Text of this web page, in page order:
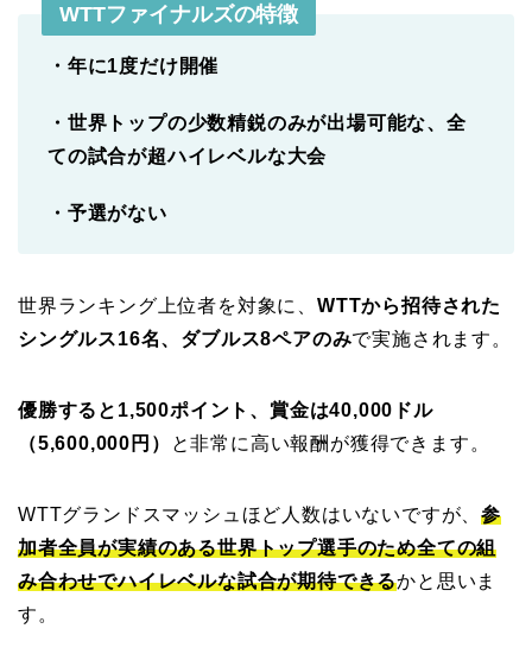
WTTファイナルズの特徴
・年に1度だけ開催
・世界トップの少数精鋭のみが出場可能な、全
ての試合が超ハイレベルな大会
・予選がない
世界ランキング上位者を対象に、 WTTから招待された
シングルス16名、ダブルス8ペアのみで実施されます。
優勝すると1,500ポイント、賞金は40,000ドル
（5,600,000円）
と非常に高い報酬が獲得できます。
WTTグランドスマッシュほど人数はいないですが、参
加者全員が実績のある世界トップ選手のため全ての組
み合わせでハイレベルな試合が期待できるかと思いま
す。